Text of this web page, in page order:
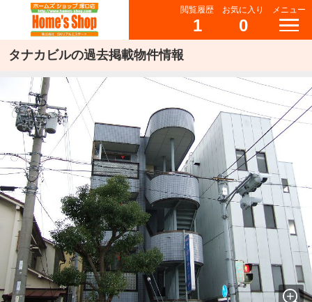
閲覧履歴
1
お気に入り
0
メニュー
タナカビルの過去掲載物件情報